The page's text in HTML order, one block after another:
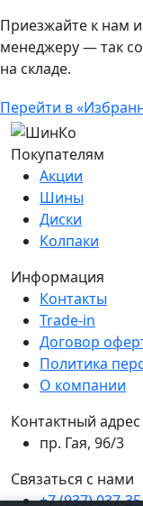
Приезжайте к нам
менеджеру — так
на складе.
Перейти в
Покупателям
Акции
Шины
Диски
Колпаки
Информация
Контакты
Trade-in
Договор
Политика
О компании
Контактный адрес
пр. Гая, 96/3
Связаться с нами
+7 (937) 037-